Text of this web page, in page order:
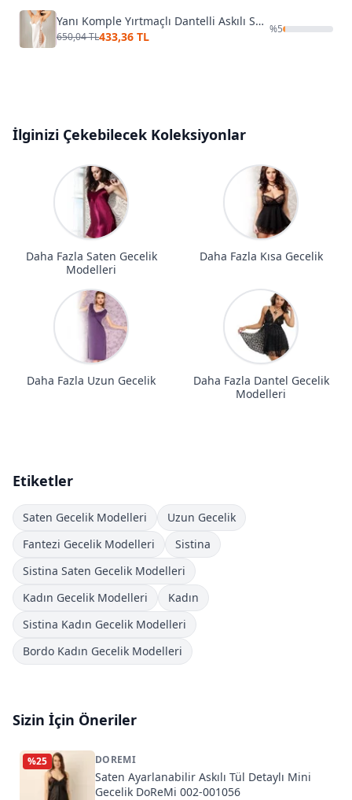
Yanı Komple Yırtmaçlı Dantelli Askılı Saten Gecelik Miss Laris 2144
650,04 TL433,36 TL
%5
İlginizi Çekebilecek Koleksiyonlar
Daha Fazla Saten Gecelik
Modelleri
Daha Fazla Kısa Gecelik
Daha Fazla Uzun Gecelik
Daha Fazla Dantel Gecelik
Modelleri
Etiketler
Saten Gecelik Modelleri
Uzun Gecelik
Fantezi Gecelik Modelleri
Sistina
Sistina Saten Gecelik Modelleri
Kadın Gecelik Modelleri
Kadın
Sistina Kadın Gecelik Modelleri
Bordo Kadın Gecelik Modelleri
Sizin İçin Öneriler
%25 DOREMI
Saten Ayarlanabilir Askılı Tül Detaylı Mini
Gecelik DoReMi 002-001056